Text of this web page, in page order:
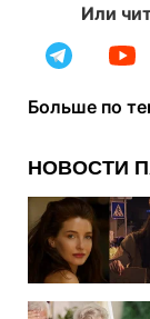
Или
Больше по